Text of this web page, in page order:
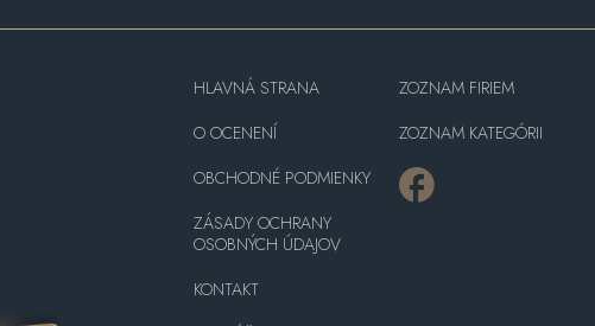
HLAVNÁ STRANA
O OCENENÍ
OBCHODNÉ PODMIENKY
ZÁSADY OCHRANY
OSOBNÝCH ÚDAJOV
KONTAKT
ZOZNAM FIRIEM
ZOZNAM KATEGÓRII